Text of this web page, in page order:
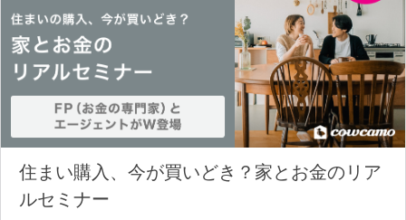
住まい購入、今が買いどき？家とお金のリア
ルセミナー